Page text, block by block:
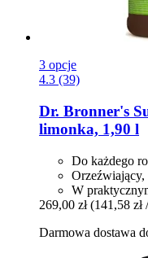
3 opcje
4.3 (39)
Dr. Bronner's
limonka, 1,90 l
Do każdego
W
269,00 zł (141,58 zł
Darmowa dostawa